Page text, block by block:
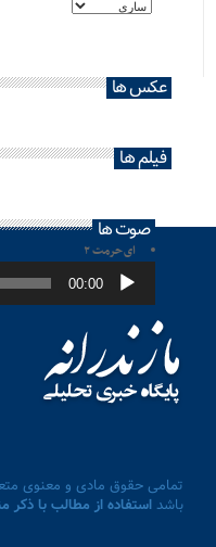
عکس ها
فیلم ها
صوت ها
ای حرمت ۲
پخش‌کننده
صوت 00:00
تمامی حقوق مادی و معنوی
باشداستفاده از مطالب با ذکر